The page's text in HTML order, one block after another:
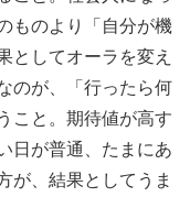
ものより「自分が機
としてオーラを変え
のが、「行ったら何
こと。期待値が高す
日が普通、たまにあ
が、結果としてうま